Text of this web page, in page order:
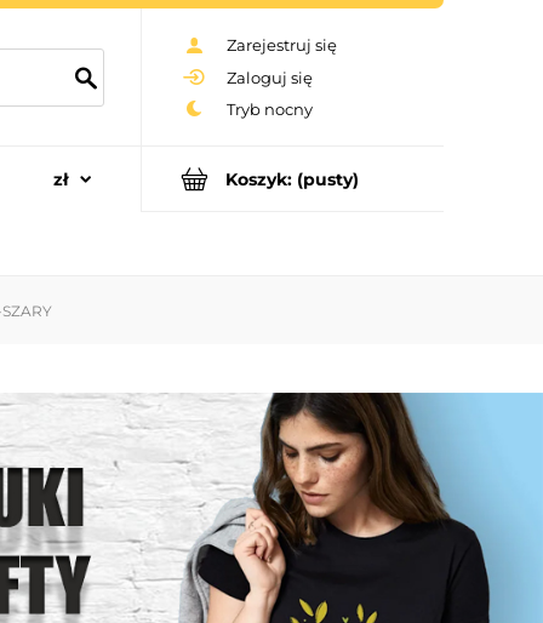
Zarejestruj się
Zaloguj się
Koszyk: (pusty)